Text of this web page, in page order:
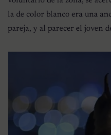
la de color blanco era una
pareja, y al parecer el joven